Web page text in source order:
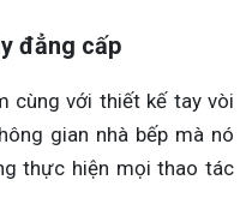
đẳng cấp
cùng với thiết kế tay vòi
gian nhà bếp mà nó
thực hiện mọi thao tác